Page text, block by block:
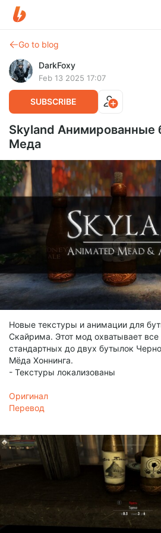
Go to blog
DarkFoxy
Feb 13 2025 17:07
SUBSCRIBE
Skyland Анимированные
Меда
Новые текстуры и анимации для
Скайрима. Этот мод охватывает
стандартных до двух бутылок
Мёда Хоннинга.
- Текстуры локализованы
Оригинал
Перевод